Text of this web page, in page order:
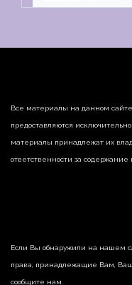
Все материалы на данном сайте
предоставляются
материалы принадлежат их
ответственности за
Если Вы обнаружили на нашем
права, принадлежащие Вам,
сообщите нам.